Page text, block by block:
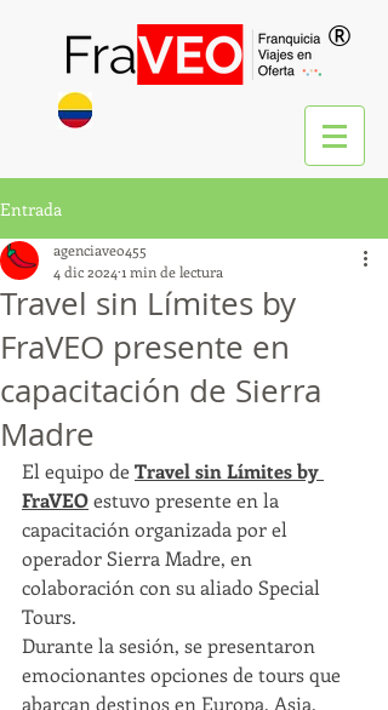
®
Entrada
Travel sin Límites by
FraVEO presente en
capacitación de Sierra
Madre
agenciaveo455
4 dic 2024 1 min de lectura
El equipo de Travel sin Límites by
FraVEO estuvo presente en la
capacitación organizada por el
operador Sierra Madre, en
colaboración con su aliado Special
Tours.
Durante la sesión, se presentaron
emocionantes opciones de tours que
abarcan destinos en Europa, Asia,